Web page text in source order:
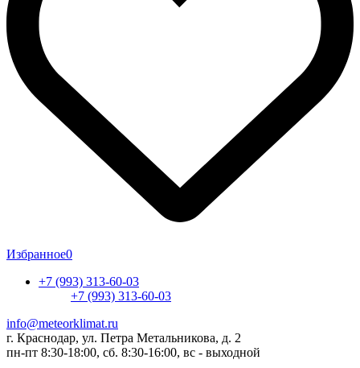
Избранное0
+7 (993) 313-60-03
+7 (993) 313-60-03
info@meteorklimat.ru
г. Краснодар, ул. Петра Метальникова, д. 2
пн-пт 8:30-18:00, сб. 8:30-16:00, вс - выходной